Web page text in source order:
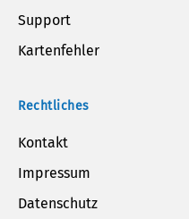
Support
Kartenfehler
Rechtliches
Kontakt
Impressum
Datenschutz